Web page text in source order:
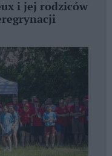
i jej rodziców